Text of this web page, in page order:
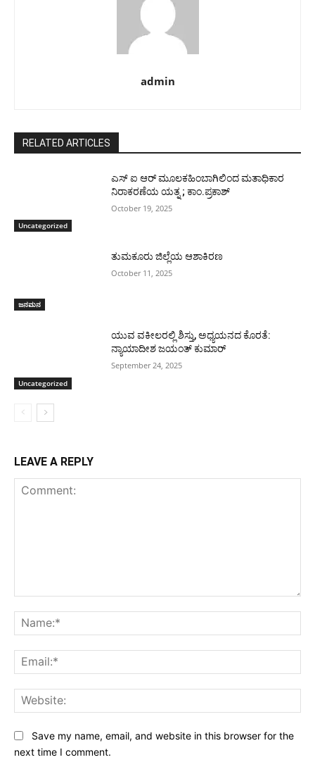
admin
RELATED ARTICLES
Uncategorized
ಎಸ್ ಐ ಆರ್ ಮೂಲಕಹಿಂಬಾಗಿಲಿಂದ ಮತಾಧಿಕಾರ
ನಿರಾಕರಣೆಯ ಯತ್ನ ; ಕಾಂ.ಪ್ರಕಾಶ್
October 19, 2025
ಜನಮನ
ತುಮಕೂರು ಜಿಲ್ಲೆಯ ಆಶಾಕಿರಣ
October 11, 2025
Uncategorized
ಯುವ ವಕೀಲರಲ್ಲಿ ಶಿಸ್ತು, ಅಧ್ಯಯನದ ಕೊರತೆ:
ನ್ಯಾಯಾದೀಶ ಜಯಂತ್ ಕುಮಾರ್
September 24, 2025
LEAVE A REPLY
Save my name, email, and website in this browser for the
next time I comment.